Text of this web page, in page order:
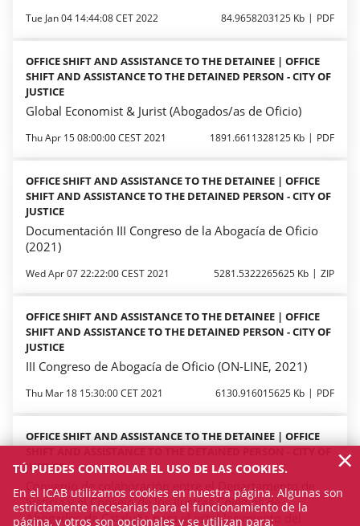
Tue Jan 04 14:44:08 CET 2022 84.9658203125 Kb PDF
OFFICE SHIFT AND ASSISTANCE TO THE DETAINEE | OFFICE
SHIFT AND ASSISTANCE TO THE DETAINED PERSON - CITY OF
JUSTICE
Global Economist & Jurist (Abogados/as de Oficio)
Thu Apr 15 08:00:00 CEST 2021 1891.6611328125 Kb PDF
OFFICE SHIFT AND ASSISTANCE TO THE DETAINEE | OFFICE
SHIFT AND ASSISTANCE TO THE DETAINED PERSON - CITY OF
JUSTICE
Documentación III Congreso de la Abogacía de Oficio
(2021)
Wed Apr 07 22:22:00 CEST 2021 5281.5322265625 Kb ZIP
OFFICE SHIFT AND ASSISTANCE TO THE DETAINEE | OFFICE
SHIFT AND ASSISTANCE TO THE DETAINED PERSON - CITY OF
JUSTICE
III Congreso de Abogacía de Oficio (ON-LINE, 2021)
Thu Mar 18 15:30:00 CET 2021 6130.916015625 Kb PDF
OFFICE SHIFT AND ASSISTANCE TO THE DETAINEE | OFFICE
JUSTICE
Convenio de colaboración entre el Departamento de
Justicia y el Consejo de los Ilustres Colegios de
Abogados de Cataluña para el establecimiento del
TÚ PUEDES CONTROLAR EL USO DE LAS COOKIES.
En el ICAB utilizamos cookies en nuestra página. Algunas son
estrictamente necesarias para el funcionamiento de la
página, y otros son opcionales y se utilizan para:
×